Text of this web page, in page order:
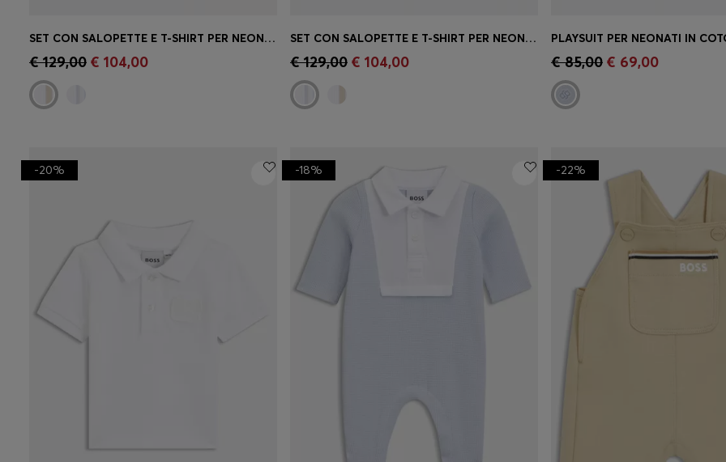
Acquisto rapido
taglia)
SET CON SALOPETTE E T-SHIRT PER NEONATI IN CONFEZIONE REGALO
€ 129,00 € 104,00 Acquisto rapido
taglia)
SET CON SALOPETTE E T-SHIRT PER NEONATI IN CONFEZIONE REGALO
€ 129,00 € 104,00 Acquisto rapido
taglia)
€ 85,00 € 69,00
-20% -18% -22%